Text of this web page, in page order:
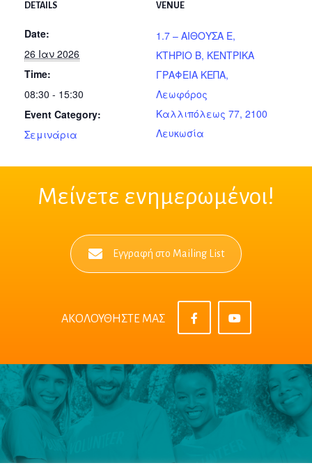
DETAILS
Date:
26 Ιαν 2026
Time:
08:30 - 15:30
Event Category:
Σεμινάρια
VENUE
1.7 – AIΘΟΥΣΑ Ε,
ΚΤΗΡΙΟ Β, ΚΕΝΤΡΙΚΑ
ΓΡΑΦΕΙΑ ΚΕΠΑ,
Λεωφόρος
Καλλιπόλεως 77, 2100
Λευκωσία
Μείνετε ενημερωμένοι!
Εγγραφή στο Mailing List
ΑΚΟΛΟΥΘΗΣΤΕ ΜΑΣ